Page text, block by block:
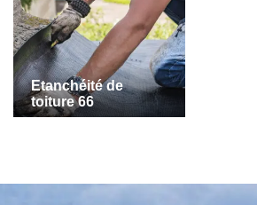
Etanchéité de
toiture 66